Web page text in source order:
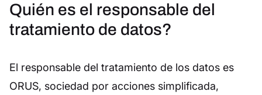
Quién es el responsable del
tratamiento de datos?
El responsable del tratamiento de los datos es
ORUS, sociedad por acciones simplificada,